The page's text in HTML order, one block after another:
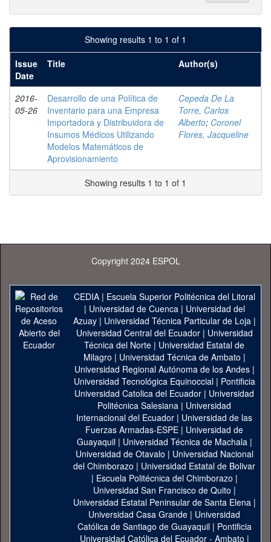
Showing results 1 to 1 of 1
Issue
Date
Title Author(s)
2016-
05-26
Desarrollo de una Política de
Inventario para una Empresa
Importadora y Distribuidora de
Insumos Médicos Utilizando
Modelos Matemáticos de
Aprovisionamiento
Cepeda De La
Torre, Carlos
Alberto; Coronel
Flores, Jacqueline
Showing results 1 to 1 of 1
Copyright 2024 ESPOL
CEDIA| Escuela Superior Politécnica del Litoral
| Universidad de Cuenca| Universidad del
Azuay| Universidad Técnica Particular de Loja|
Universidad Central del Ecuador| Universidad
Técnica del Norte | Universidad Estatal de
Milagro | Universidad Técnica de Ambato |
Universidad Regional Autónoma de los Andes|
Universidad Tecnológica Equinoccial| Pontificia
Universidad Catolica del Ecuador | Universidad
Politécnica Salesiana | Universidad
Internacional del Ecuador | Universidad de las
Fuerzas Armadas-ESPE | Universidad de
Guayaquil| Universidad Técnica de Machala|
Universidad de Otavalo | Universidad Nacional
del Chimborazo | Universidad Estatal de Bolivar
| Escuela Politécnica del Chimborazo |
Universidad San Francisco de Quito |
Universidad Estatal Peninsular de Santa Elena|
Universidad Casa Grande | Universidad
Católica de Santiago de Guayaquil| Pontificia
Universidad Católica del Ecuador - Ambato |